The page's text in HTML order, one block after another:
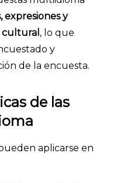
y
, lo que
y
de la encuesta.
de las
aplicarse en